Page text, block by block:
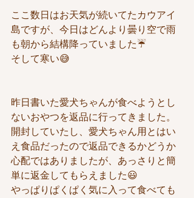
ここ数日はお天気が続いてたカウアイ
島ですが、今日はどんより曇り空で雨
も朝から結構降っていました☔️
そして寒い😅
昨日書いた愛犬ちゃんが食べようとし
ないおやつを返品に行ってきました。
開封していたし、愛犬ちゃん用とはい
え食品だったので返品できるかどうか
心配ではありましたが、あっさりと簡
単に返金してもらえました😃
やっぱりぱくぱく気に入って食べても